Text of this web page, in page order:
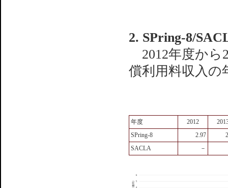
2. SPring-8/
2012年度から
償利用料収入の
年度 2012
SPring-8
2.97
SACLA
－